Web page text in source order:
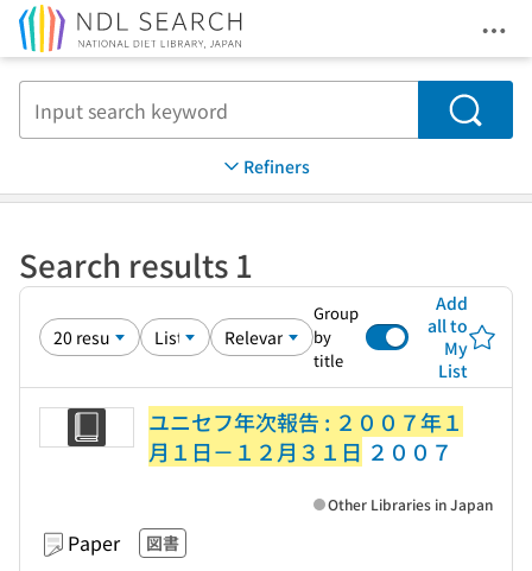
Search
Refiners
Search results 1
Group
by
title
Add
all to
My
List
ユニセフ年次報告 : ２００７年１
月１日－１２月３１日 ２００７
Paper 図書
Other Libraries in Japan